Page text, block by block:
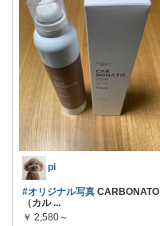
pi
#オリジナル写真 CARBONATO
（カル ...
￥ 2,580～